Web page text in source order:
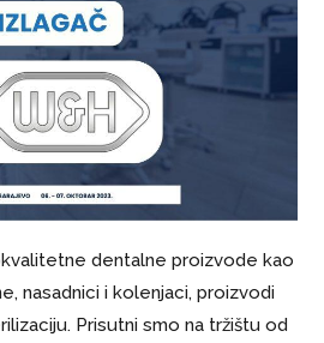
dentalne proizvode kao
nasadnici i kolenjaci, proizvodi
Prisutni smo na tržištu od